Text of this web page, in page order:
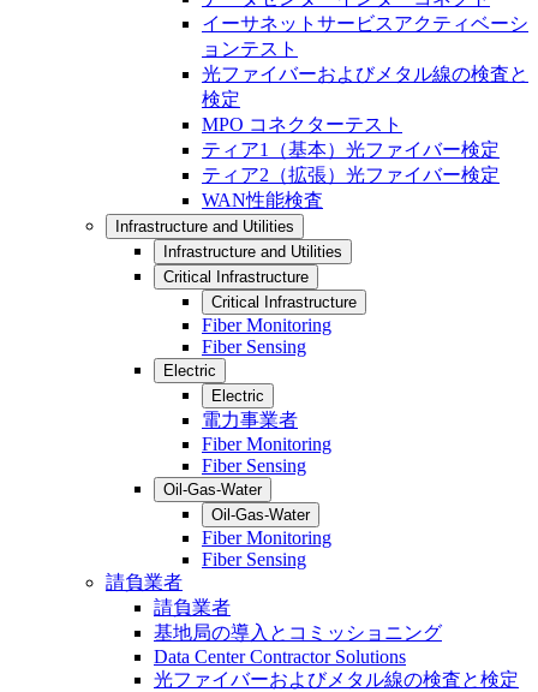
イーサネットサービスアクティベーシ
ョンテスト
光ファイバーおよびメタル線の検査と
検定
MPO コネクターテスト
ティア1（基本）光ファイバー検定
ティア2（拡張）光ファイバー検定
WAN性能検査
Infrastructure and Utilities
Infrastructure and Utilities
Critical Infrastructure
Critical Infrastructure
Fiber Monitoring
Fiber Sensing
Electric
Electric
電力事業者
Fiber Monitoring
Fiber Sensing
Oil-Gas-Water
Oil-Gas-Water
Fiber Monitoring
Fiber Sensing
請負業者
請負業者
基地局の導入とコミッショニング
Data Center Contractor Solutions
光ファイバーおよびメタル線の検査と検定